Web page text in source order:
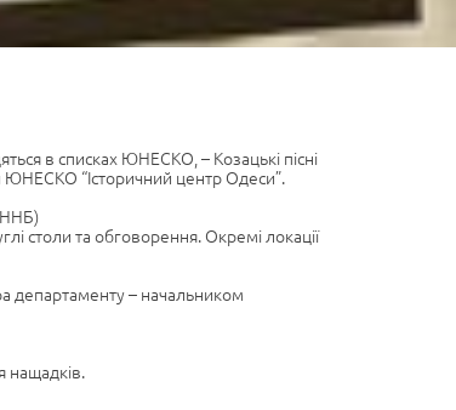
в списках ЮНЕСКО, – Козацькі пісні
ЮНЕСКО “Історичний центр Одеси”.
столи та обговорення. Окремі локації
департаменту – начальником
нащадків.